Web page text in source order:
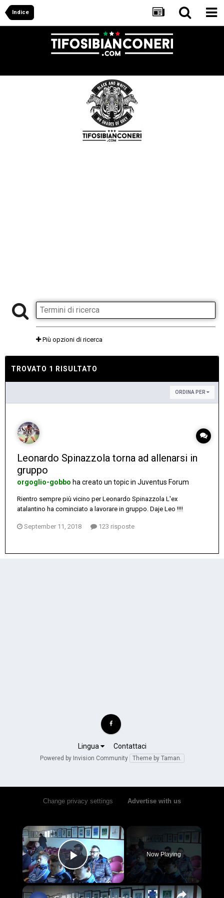
Indice
Più opzioni di ricerca
TROVATO 1 RISULTATO
ORDINA PER
Leonardo Spinazzola torna ad allenarsi in
gruppo
orgoglio-gobbo ha creato un topic in Juventus Forum
Rientro sempre più vicino per Leonardo Spinazzola L'ex
atalantino ha cominciato a lavorare in gruppo. Daje Leo !!!!
September 11, 2018 123 risposte
Lingua Contattaci
Powered by Invision Community Theme by Taman.
Change privacy settings Advertise with us
×
Play Video
Now Playing
×